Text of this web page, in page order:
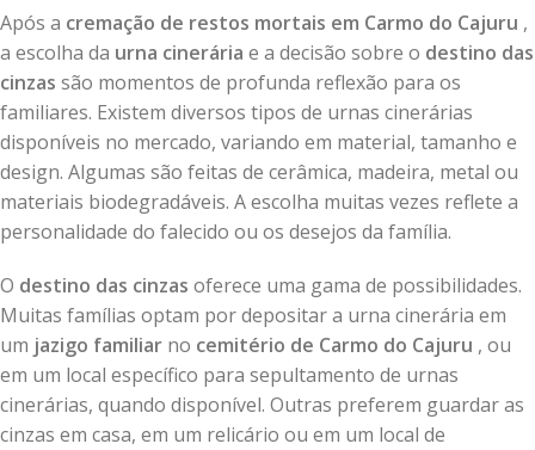
Após a cremação de restos mortais em Carmo do Cajuru ,
a escolha da urna cinerária e a decisão sobre o destino das
cinzas são momentos de profunda reflexão para os
familiares. Existem diversos tipos de urnas cinerárias
disponíveis no mercado, variando em material, tamanho e
design. Algumas são feitas de cerâmica, madeira, metal ou
materiais biodegradáveis. A escolha muitas vezes reflete a
personalidade do falecido ou os desejos da família.
O destino das cinzas oferece uma gama de possibilidades.
Muitas famílias optam por depositar a urna cinerária em
um jazigo familiar no cemitério de Carmo do Cajuru , ou
em um local específico para sepultamento de urnas
cinerárias, quando disponível. Outras preferem guardar as
cinzas em casa, em um relicário ou em um local de